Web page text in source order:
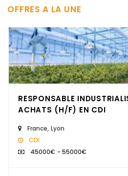
OFFRES A LA UNE
RESPONSABLE
ACHATS (H/F) EN CDI
France, Lyon
CDI
45000€ - 55000€